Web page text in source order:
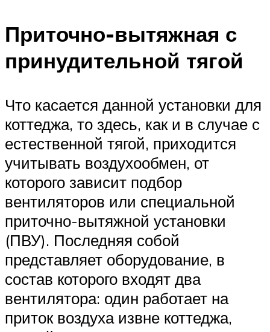
Приточно-вытяжная с
принудительной тягой
Что касается данной установки для
коттеджа, то здесь, как и в случае с
естественной тягой, приходится
учитывать воздухообмен, от
которого зависит подбор
вентиляторов или специальной
приточно-вытяжной установки
(ПВУ). Последняя собой
представляет оборудование, в
состав которого входят два
вентилятора: один работает на
приток воздуха извне коттеджа,